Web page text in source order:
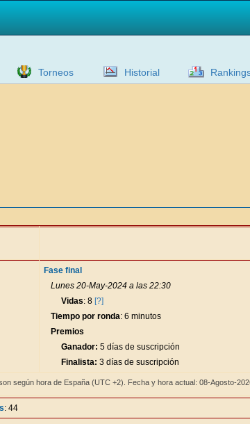
Torneos Historial
Fase final
Lunes 20-May-2024 a las 22:30
Vidas: 8 [?]
Tiempo por ronda: 6 minutos
Premios
Ganador: 5 días de suscripción
Finalista: 3 días de suscripción
según hora de España (UTC +2). Fecha y hora actual: 08-Agosto-
: 44